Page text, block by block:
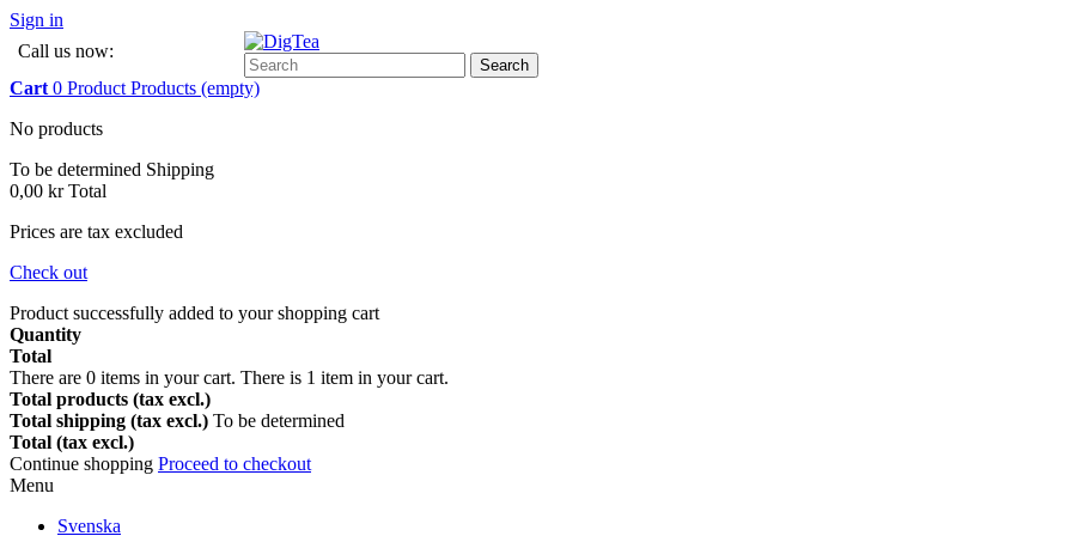
Sign in
Call us now:
Search
Cart 0 Product Products (empty)
No products
To be determined Shipping
0,00 kr Total
Prices are tax excluded
Check out
Product successfully added to your shopping cart
Quantity
Total
There are 0 items in your cart. There is 1 item in your cart.
Total products (tax excl.)
Total shipping (tax excl.) To be determined
Total (tax excl.)
Continue shopping Proceed to checkout
Menu
Svenska